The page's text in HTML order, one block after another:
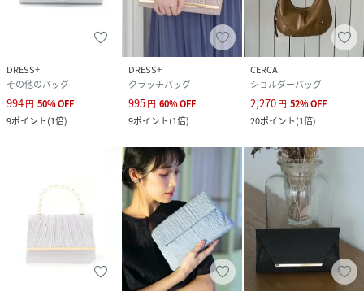
DRESS+
その他のバッグ
994円 50%OFF
9ポイント(1倍)
DRESS+
クラッチバッグ
995円 60%OFF
9ポイント(1倍)
CERCA
ショルダーバッグ
2,270円 52%OFF
20ポイント(1倍)